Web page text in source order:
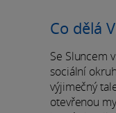
Co dělá
Se Sluncem
sociální
výjimečný
otevřenou